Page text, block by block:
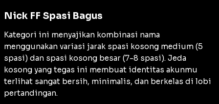
Nick FF Spasi Bagus
Kategori ini menyajikan kombinasi nama
menggunakan variasi jarak spasi kosong medium (5
spasi) dan spasi kosong besar (7-8 spasi). Jeda
kosong yang tegas ini membuat identitas akunmu
terlihat sangat bersih, minimalis, dan berkelas di lobi
pertandingan.